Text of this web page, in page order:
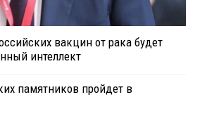
вакцин от рака будет
интеллект
памятников пройдет в